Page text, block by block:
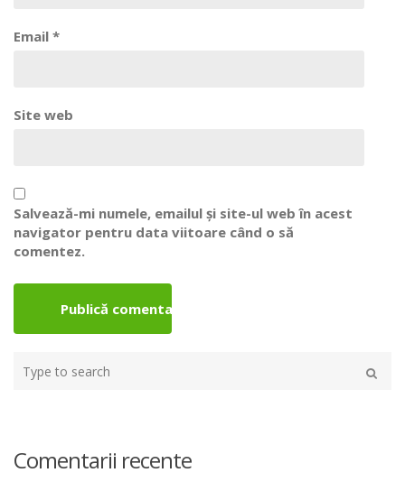
Email *
Site web
Salvează-mi numele, emailul și site-ul web în acest
navigator pentru data viitoare când o să
comentez.
your
Comentarii recente